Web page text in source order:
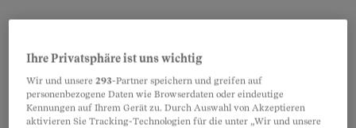
Ergänzungsleistungen (EL) sollten über den
Eintritt ins Rentenalter
informiert werden. Bei
der Umwandlung der IV- zur AHV-Rente sollte
keine Differenz in der Auszahlung entstehen.
Ihre Privatsphäre ist uns wichtig
Wir und unsere293-Partner speichern und greifen auf
personenbezogene Daten wie Browserdaten oder eindeutige
Kennungen auf Ihrem Gerät zu. Durch Auswahl von Akzeptieren
aktivieren Sie Tracking-Technologien für die unter „Wir und unsere